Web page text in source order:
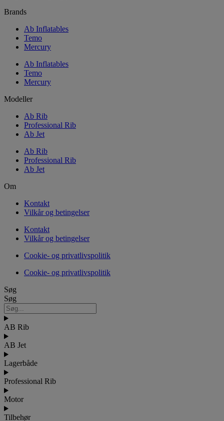
Brands
Ab Inflatables
Temo
Mercury
Ab Inflatables
Temo
Mercury
Modeller
Ab Rib
Professional Rib
Ab Jet
Ab Rib
Professional Rib
Ab Jet
Om
Kontakt
Vilkår og betingelser
Kontakt
Vilkår og betingelser
Cookie- og privatlivspolitik
Cookie- og privatlivspolitik
Søg
Søg
AB Rib
AB Jet
Lagerbåde
Professional Rib
Motor
Tilbehør